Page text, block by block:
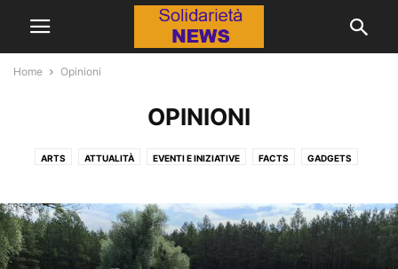
Home Opinioni
OPINIONI
ARTS ATTUALITÀ EVENTI E INIZIATIVE FACTS GADGETS
PHOTOGRAPHY SHOWBIZ SOLIDARIETÀ STYLE TECNOLOGIE
VIDEO